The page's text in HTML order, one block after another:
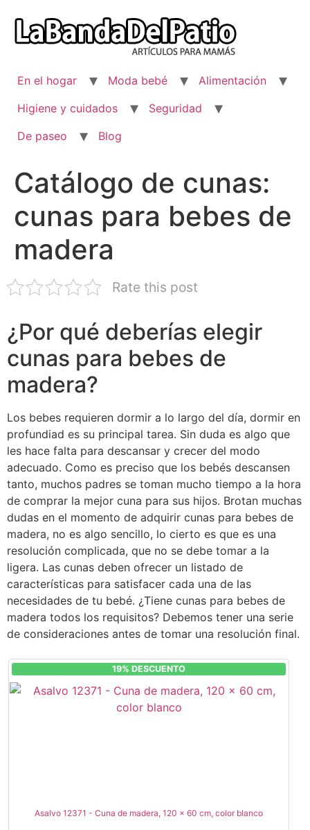
contenido
En el hogar Moda bebé
Alimentación
Higiene y cuidados
Seguridad
De paseo
Blog
Catálogo de cunas:
cunas para bebes de
madera
Rate this post
¿Por qué deberías elegir
cunas para bebes de
madera?
Los bebes requieren dormir a lo largo del día, dormir en
profundiad es su principal tarea. Sin duda es algo que
les hace falta para descansar y crecer del modo
adecuado. Como es preciso que los bebés descansen
tanto, muchos padres se toman mucho tiempo a la hora
de comprar la mejor cuna para sus hijos. Brotan muchas
dudas en el momento de adquirir cunas para bebes de
madera, no es algo sencillo, lo cierto es que es una
resolución complicada, que no se debe tomar a la
ligera. Las cunas deben ofrecer un listado de
características para satisfacer cada una de las
necesidades de tu bebé. ¿Tiene cunas para bebes de
madera todos los requisitos? Debemos tener una serie
de consideraciones antes de tomar una resolución final.
19% DESCUENTO
Asalvo 12371 - Cuna de madera, 120 x 60 cm, color blanco